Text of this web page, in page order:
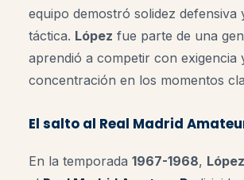
equipo demostró solidez defensiva
táctica. López fue parte de una
aprendió a competir con exigencia
concentración en los momentos
El salto al Real Madrid
En la temporada 1967-1968, López